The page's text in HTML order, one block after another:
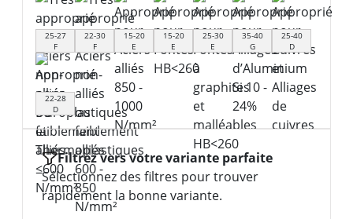
25-27
F
22-30
F
15-20
E
15-20
E
25-30
E
35-40
G
25-40
D
22-28
D
Filtrez vers votre variante parfaite
Sélectionnez des filtres pour trouver
rapidement la bonne variante.